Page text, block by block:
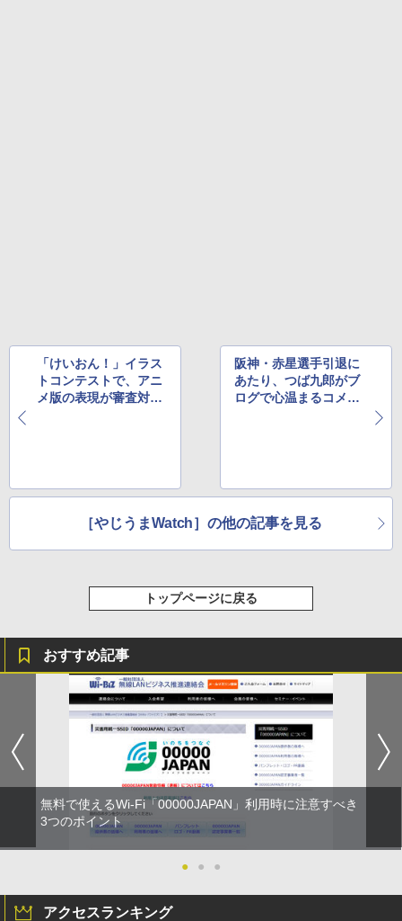
「けいおん！」イラス
トコンテストで、アニ
メ版の表現が審査対象
阪神・赤星選手引退に
あたり、つば九郎がブ
ログで心温まるコメン
［やじうまWatch］の他の記事を見る
トップページに戻る
おすすめ記事
無料で使えるWi-Fi「00000JAPAN」利用時に注意すべき
3つのポイント
● ● ●
アクセスランキング